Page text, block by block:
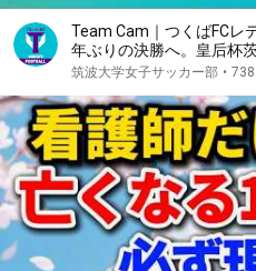
Team Cam｜つくばFCレ
年ぶりの決勝へ。皇后杯
筑波大学女子サッカー部
筑波大学女子サッカー部 •